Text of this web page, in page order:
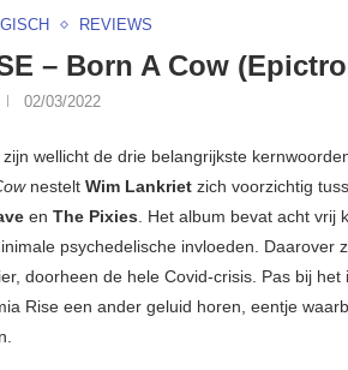
REVIEWS
– Born A Cow
02/03/2022
wellicht de drie belangrijkste
nestelt Wim Lankriet zich voorzichtig
en The Pixies. Het album bevat acht vrij
psychedelische invloeden. Daarover
doorheen de hele Covid-crisis. Pas bij het
Rise een ander geluid horen, eentje